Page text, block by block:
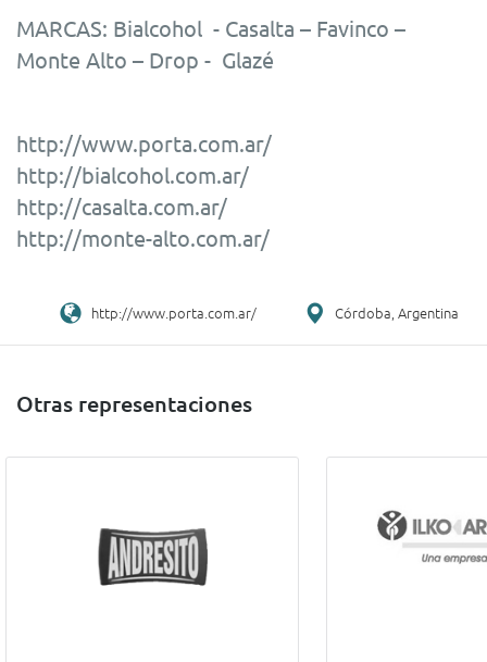
MARCAS: Bialcohol - Casalta – Favinco –
Monte Alto – Drop - Glazé
http://www.porta.com.ar/
http://bialcohol.com.ar/
http://casalta.com.ar/
http://monte-alto.com.ar/
http://www.porta.com.ar/ Córdoba, Argentina
Otras representaciones